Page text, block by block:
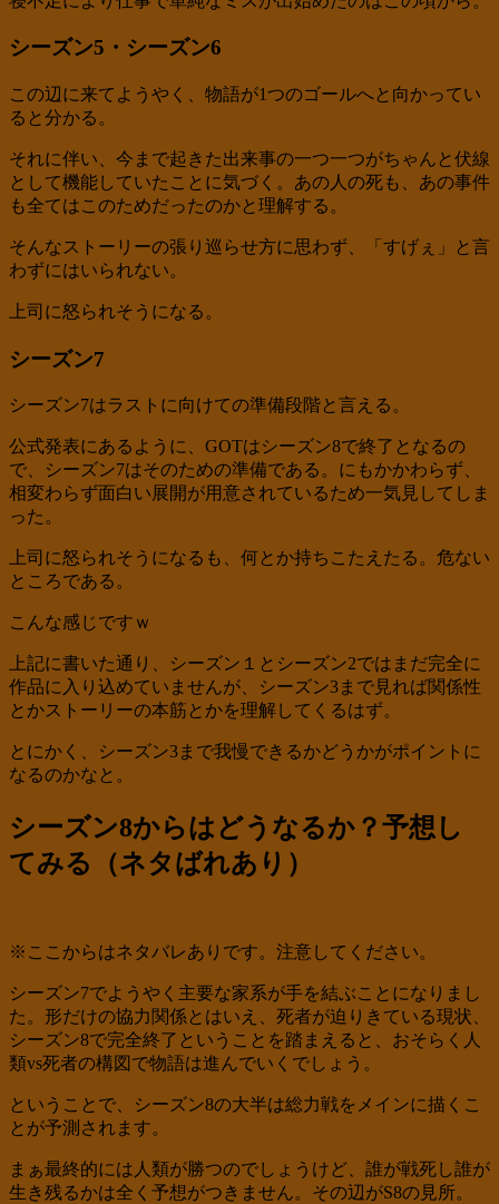
シーズン5・シーズン6
この辺に来てようやく、物語が1つのゴールへと向かってい
ると分かる。
それに伴い、今まで起きた出来事の一つ一つがちゃんと伏線
として機能していたことに気づく。あの人の死も、あの事件
も全てはこのためだったのかと理解する。
そんなストーリーの張り巡らせ方に思わず、「すげぇ」と言
わずにはいられない。
上司に怒られそうになる。
シーズン7
シーズン7はラストに向けての準備段階と言える。
公式発表にあるように、GOTはシーズン8で終了となるの
で、シーズン7はそのための準備である。にもかかわらず、
相変わらず面白い展開が用意されているため一気見してしま
った。
上司に怒られそうになるも、何とか持ちこたえたる。危ない
ところである。
こんな感じですｗ
上記に書いた通り、シーズン１とシーズン2ではまだ完全に
作品に入り込めていませんが、シーズン3まで見れば関係性
とかストーリーの本筋とかを理解してくるはず。
とにかく、シーズン3まで我慢できるかどうかがポイントに
なるのかなと。
シーズン8からはどうなるか？予想し
てみる（ネタばれあり）
※ここからはネタバレありです。注意してください。
シーズン7でようやく主要な家系が手を結ぶことになりまし
た。形だけの協力関係とはいえ、死者が迫りきている現状、
シーズン8で完全終了ということを踏まえると、おそらく人
類vs死者の構図で物語は進んでいくでしょう。
ということで、シーズン8の大半は総力戦をメインに描くこ
とが予測されます。
まぁ最終的には人類が勝つのでしょうけど、誰が戦死し誰が
生き残るかは全く予想がつきません。その辺がS8の見所。